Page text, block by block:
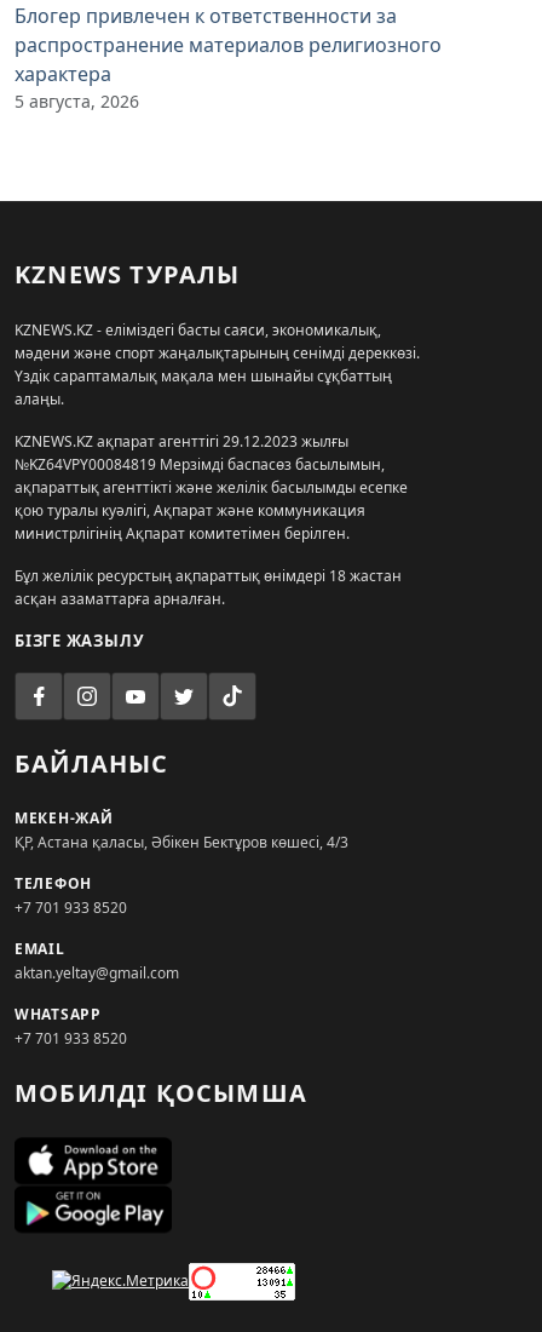
Блогер привлечен к ответственности за
распространение материалов религиозного
характера
5 августа, 2026
KZNEWS ТУРАЛЫ
KZNEWS.KZ - еліміздегі басты саяси, экономикалық,
мәдени және спорт жаңалықтарының сенімді дереккөзі.
Үздік сараптамалық мақала мен шынайы сұқбаттың
алаңы.
KZNEWS.KZ ақпарат агенттігі 29.12.2023 жылғы
№KZ64VPY00084819 Мерзімді баспасөз басылымын,
ақпараттық агенттікті және желілік басылымды есепке
қою туралы куәлігі, Ақпарат және коммуникация
министрлігінің Ақпарат комитетімен берілген.
Бұл желілік ресурстың ақпараттық өнімдері 18 жастан
асқан азаматтарға арналған.
БІЗГЕ ЖАЗЫЛУ
БАЙЛАНЫС
МЕКЕН-ЖАЙ
ҚР, Астана қаласы, Әбікен Бектұров көшесі, 4/3
ТЕЛЕФОН
+7 701 933 8520
EMAIL
aktan.yeltay@gmail.com
WHATSAPP
+7 701 933 8520
МОБИЛДІ ҚОСЫМША